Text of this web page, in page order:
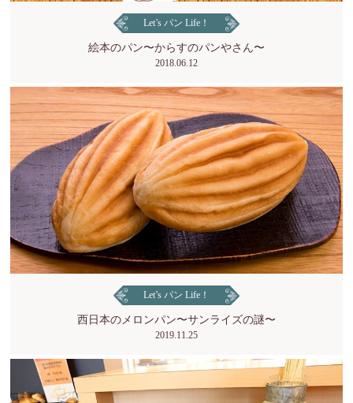
Let’s パン Life！
絵本のパン〜からすのパンやさん〜
2018.06.12
Let’s パン Life！
西日本のメロンパン〜サンライズの謎〜
2019.11.25